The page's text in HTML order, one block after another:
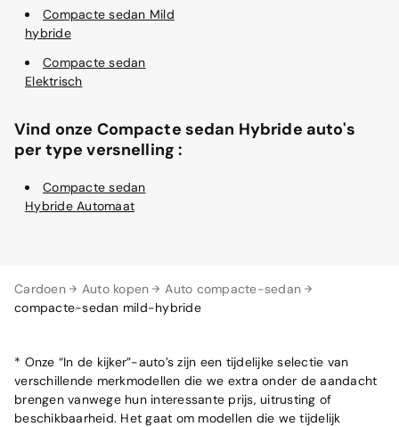
Cardoen Auto kopen
Auto compacte-sedan
compacte-sedan mild-hybride
Compacte sedan Mild
hybride
Compacte sedan
Elektrisch
Vind onze Compacte sedan Hybride auto's
per type versnelling :
Compacte sedan
Hybride Automaat
* Onze “In de kijker”-auto’s zijn een tijdelijke selectie van
verschillende merkmodellen die we extra onder de aandacht
brengen vanwege hun interessante prijs, uitrusting of
beschikbaarheid. Het gaat om modellen die we tijdelijk